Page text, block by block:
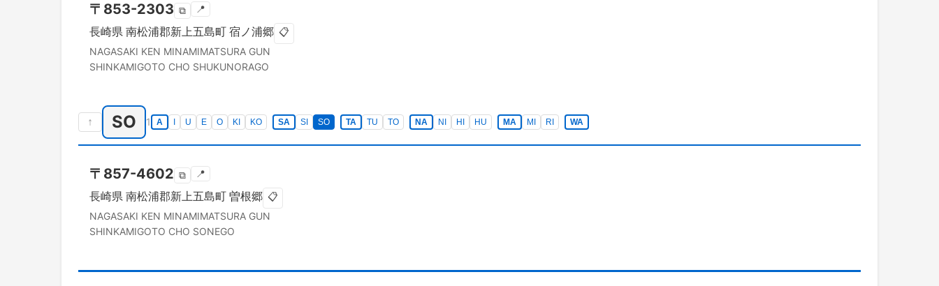
〒 853-2303 ⧉ 📍
長崎県 南松浦郡新上五島町 宿ノ浦郷 📋
NAGASAKI KEN MINAMIMATSURA GUN
SHINKAMIGOTO CHO SHUKUNORAGO
↑ SO 1 A U E O KI KO SA SI SO TA TU TO NA NI HI HU MA MI RI WA
〒 857-4602 ⧉ 📍
長崎県 南松浦郡新上五島町 曽根郷 📋
NAGASAKI KEN MINAMIMATSURA GUN
SHINKAMIGOTO CHO SONEGO